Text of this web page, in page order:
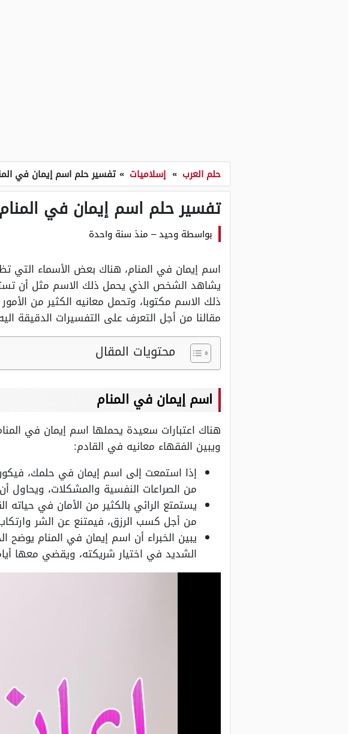
حلم العرب » إسلاميات » تفسير حلم اسم إيمان في
تفسير حلم اسم إيمان في المنام
بواسطة وحيد– منذ سنة واحدة
اسم إيمان في المنام، هناك بعض الأسماء التي
يشاهد الشخص الذي يحمل ذلك الاسم مثل أن
ذلك الاسم مكتوبا، وتحمل معانيه الكثير من
مقالنا من أجل التعرف على التفسيرات الدقيقة
محتويات المقال
اسم إيمان في المنام
هناك اعتبارات سعيدة يحملها اسم إيمان في
ويبين الفقهاء معانيه في القادم:
إذا استمعت إلى اسم إيمان في حلمك،
من الصراعات النفسية والمشكلات، ويحاول
يستمتع الرائي بالكثير من الأمان في حياته
من أجل كسب الرزق، فيمتنع عن الشر
يبين الخبراء أن اسم إيمان في المنام يوضح
الشديد في اختيار شريكته، ويقضي معها